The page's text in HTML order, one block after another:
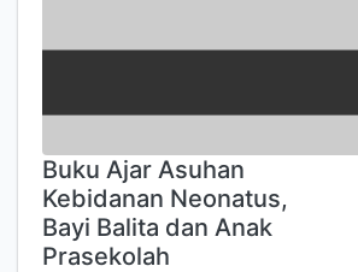
Buku Ajar Asuhan
Kebidanan Neonatus,
Bayi Balita dan Anak
Prasekolah